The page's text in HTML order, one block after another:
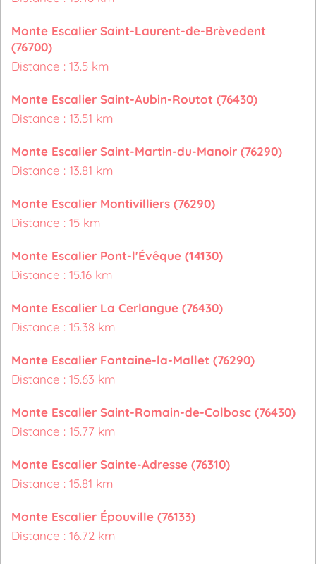
Monte Escalier Saint-Laurent-de-Brèvedent
(76700)
Distance : 13.5 km
Monte Escalier Saint-Aubin-Routot (76430)
Distance : 13.51 km
Monte Escalier Saint-Martin-du-Manoir (76290)
Distance : 13.81 km
Monte Escalier Montivilliers (76290)
Distance : 15 km
Monte Escalier Pont-l'Évêque (14130)
Distance : 15.16 km
Monte Escalier La Cerlangue (76430)
Distance : 15.38 km
Monte Escalier Fontaine-la-Mallet (76290)
Distance : 15.63 km
Monte Escalier Saint-Romain-de-Colbosc (76430)
Distance : 15.77 km
Monte Escalier Sainte-Adresse (76310)
Distance : 15.81 km
Monte Escalier Épouville (76133)
Distance : 16.72 km